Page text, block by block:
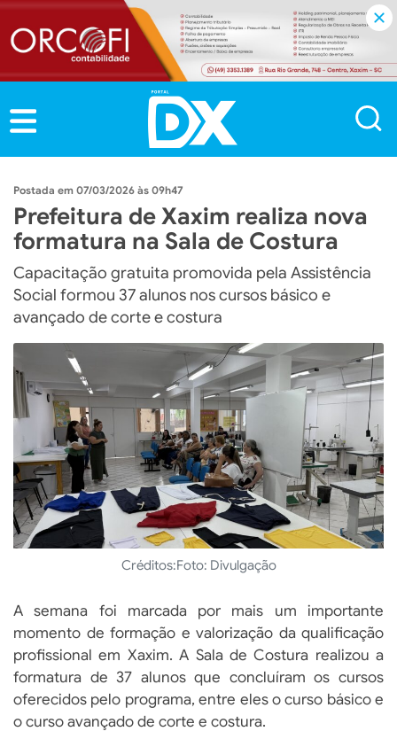
07/03/2026 às 09h47
Prefeitura de Xaxim realiza nova
formatura na Sala de Costura
Capacitação gratuita promovida pela Assistência
Social formou 37 alunos nos cursos básico e
avançado de corte e costura
Créditos:Foto: Divulgação
A semana foi marcada por mais um importante
momento de formação e valorização da qualificação
profissional em Xaxim. A Sala de Costura realizou a
formatura de 37 alunos que concluíram os cursos
oferecidos pelo programa, entre eles o curso básico e
o curso avançado de corte e costura.